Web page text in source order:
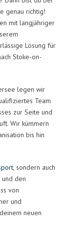
genau richtig!
mit langjähriger
Lösung für
Stoke-on-
legen wir
Team
zur Seite und
Wir kümmern
bis hin
, sondern auch
und den
von
und
neuen